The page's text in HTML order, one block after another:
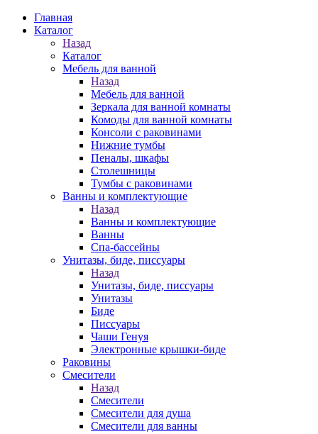
Главная
Каталог
Назад
Каталог
Мебель для ванной
Назад
Мебель для ванной
Зеркала для ванной комнаты
Комоды для ванной комнаты
Консоли с раковинами
Нижние тумбы
Пеналы, шкафы
Столешницы
Тумбы с раковинами
Ванны и комплектующие
Назад
Ванны и комплектующие
Ванны
Спа-бассейны
Унитазы, биде, писсуары
Назад
Унитазы, биде, писсуары
Унитазы
Биде
Писсуары
Чаши Генуя
Электронные крышки-биде
Раковины
Смесители
Назад
Смесители
Смесители для душа
Смесители для ванны